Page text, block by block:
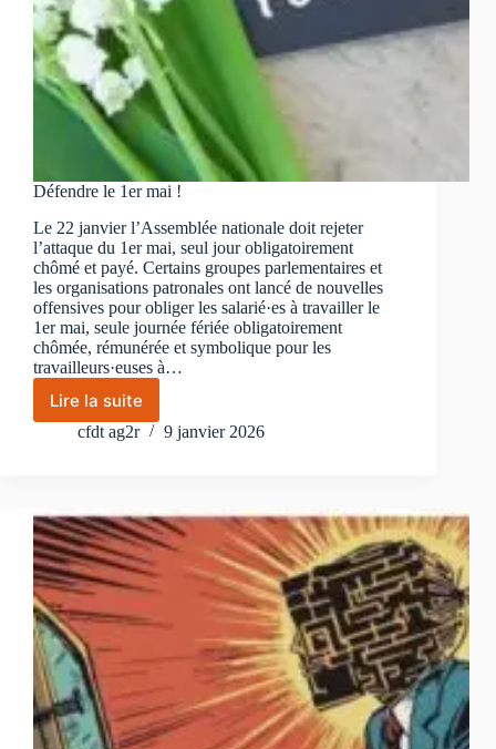
Défendre le 1er mai !
Le 22 janvier l’Assemblée nationale doit rejeter
l’attaque du 1er mai, seul jour obligatoirement
chômé et payé. Certains groupes parlementaires et
les organisations patronales ont lancé de nouvelles
offensives pour obliger les salarié·es à travailler le
1er mai, seule journée fériée obligatoirement
chômée, rémunérée et symbolique pour les
travailleurs·euses à…
Lire la suite
Défendre
le
cfdt ag2r 9 janvier 2026